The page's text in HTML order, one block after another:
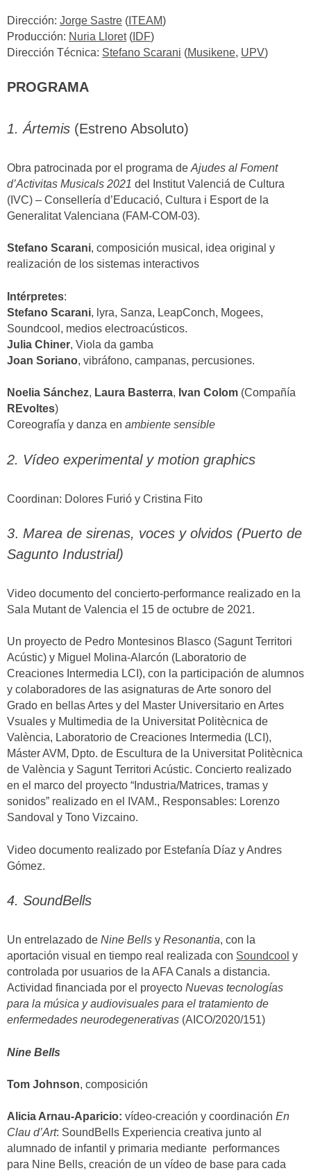
Dirección: Jorge Sastre ( ITEAM)
Producción: Nuria Lloret( IDF)
Dirección Técnica: Stefano Scarani (Musikene, UPV)
PROGRAMA
1. Ártemis (Estreno Absoluto)
Obra patrocinada por el programa de Ajudes al Foment
d’Activitas Musicals 2021 del Institut Valenciá de Cultura
(IVC) – Consellería d’Educació, Cultura i Esport de la
Generalitat Valenciana (FAM-COM-03).
Stefano Scarani, composición musical, idea original y
realización de los sistemas interactivos
Intérpretes:
Stefano Scarani, lyra, Sanza, LeapConch, Mogees,
Soundcool, medios electroacústicos.
Julia Chiner, Viola da gamba
Joan Soriano, vibráfono, campanas, percusiones.
Noelia Sánchez, Laura Basterra, Ivan Colom (Compañía
REvoltes)
Coreografía y danza en ambiente sensible
2. Vídeo experimental y motion graphics
Coordinan: Dolores Furió y Cristina Fito
3. Marea de sirenas, voces y olvidos (Puerto de
Sagunto Industrial)
Video documento del concierto-performance realizado en la
Sala Mutant de Valencia el 15 de octubre de 2021.
Un proyecto de Pedro Montesinos Blasco (Sagunt Territori
Acústic) y Miguel Molina-Alarcón (Laboratorio de
Creaciones Intermedia LCI), con la participación de alumnos
y colaboradores de las asignaturas de Arte sonoro del
Grado en bellas Artes y del Master Universitario en Artes
Vsuales y Multimedia de la Universitat Politècnica de
València, Laboratorio de Creaciones Intermedia (LCI),
Máster AVM, Dpto. de Escultura de la Universitat Politècnica
de València y Sagunt Territori Acústic. Concierto realizado
en el marco del proyecto “Industria/Matrices, tramas y
sonidos” realizado en el IVAM., Responsables: Lorenzo
Sandoval y Tono Vizcaino.
Video documento realizado por Estefanía Díaz y Andres
Gómez.
4. SoundBells
Un entrelazado de Nine Bells y Resonantia, con la
aportación visual en tiempo real realizada con Soundcool y
controlada por usuarios de la AFA Canals a distancia.
Actividad financiada por el proyecto Nuevas tecnologías
para la música y audiovisuales para el tratamiento de
enfermedades neurodegenerativas (AICO/2020/151)
Nine Bells
Tom Johnson, composición
Alicia Arnau-Aparicio: vídeo-creación y coordinación En
Clau d’Art: SoundBells Experiencia creativa junto al
alumnado de infantil y primaria mediante performances
para Nine Bells, creación de un vídeo de base para cada